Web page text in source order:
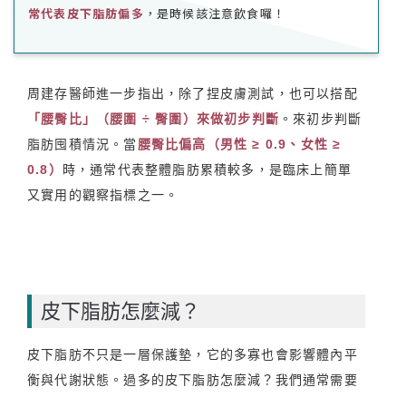
常代表皮下脂肪偏多 ，是時候該注意飲食囉！
周建存醫師進一步指出，除了捏皮膚測試，也可以搭配
「腰臀比」（腰圍 ÷ 臀圍）來做初步判斷 。來初步判斷
脂肪囤積情況。當腰臀比偏高（男性 ≥ 0.9、女性 ≥
0.8）
時，通常代表整體脂肪累積較多，是臨床上簡單
又實用的觀察指標之一。
皮下脂肪怎麼減？
皮下脂肪不只是一層保護墊，它的多寡也會影響體內平
衡與代謝狀態。過多的皮下脂肪怎麼減？我們通常需要